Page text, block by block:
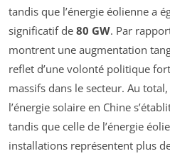
tandis que l’énergie éolienne a
significatif de 80 GW. Par
montrent une augmentation
reflet d’une volonté politique
massifs dans le secteur. Au
l’énergie solaire en Chine
tandis que celle de l’énergie
installations représentent plus